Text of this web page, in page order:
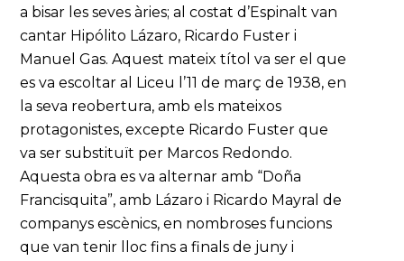
a bisar les seves àries; al costat d’Espinalt van
cantar Hipólito Lázaro, Ricardo Fuster i
Manuel Gas. Aquest mateix títol va ser el que
es va escoltar al Liceu l’11 de març de 1938, en
la seva reobertura, amb els mateixos
protagonistes, excepte Ricardo Fuster que
va ser substituït per Marcos Redondo.
Aquesta obra es va alternar amb “Doña
Francisquita”, amb Lázaro i Ricardo Mayral de
companys escènics, en nombroses funcions
que van tenir lloc fins a finals de juny i